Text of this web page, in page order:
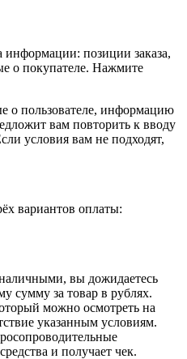
информации: позиции заказа,
о покупателе. Нажмите
о пользователе, информацию
вам повторить к вводу
условия вам не подходят,
вариантов оплаты:
вы дожидаетесь
сумму за товар в рублях.
можно осмотреть на
указанным условиям.
и получает чек.